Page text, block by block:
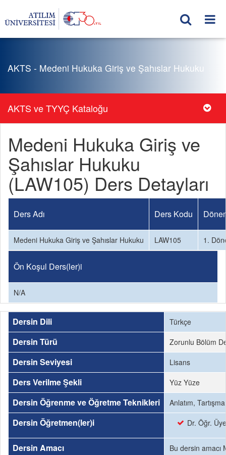
AKTS - Medeni Hukuka Giriş ve Şahıslar Hukuku
AKTS ve TYYÇ Kataloğu
Medeni Hukuka Giriş ve
Şahıslar Hukuku
(LAW105) Ders Detayları
Ders Adı Ders Kodu
Medeni Hukuka Giriş ve Şahıslar Hukuku LAW105 1.
Ön Koşul Ders(ler)i
N/A
Dersin Dili Türkçe
Dersin Türü Zorunlu Bölüm
Dersin Seviyesi Lisans
Ders Verilme Şekli Yüz Yüze
Dersin Öğrenme ve Öğretme Teknikleri Anlatım,
Dersin Öğretmen(ler)i Dr. Öğr.
Dersin Amacı Bu dersin amacı